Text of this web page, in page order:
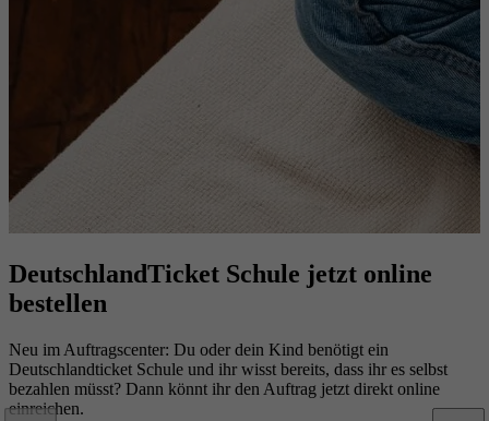
DeutschlandTicket Schule jetzt online
bestellen
Neu im Auftragscenter: Du oder dein Kind benötigt ein
Deutschlandticket Schule und ihr wisst bereits, dass ihr es selbst
bezahlen müsst? Dann könnt ihr den Auftrag jetzt direkt online
einreichen.